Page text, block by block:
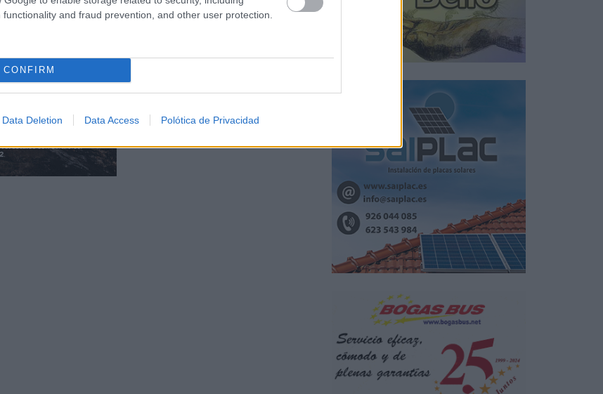
and fraud prevention, and other user protection.
CONFIRM
Data Deletion Data Access Polótica de Privacidad